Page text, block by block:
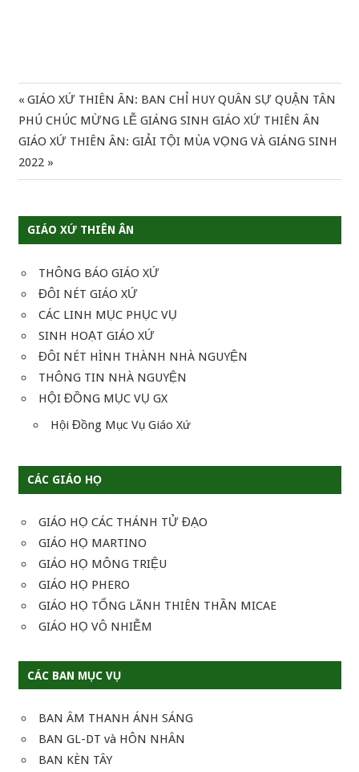
GIÁO XỨ THIÊN ÂN
THÔNG BÁO GIÁO XỨ
ĐÔI NÉT GIÁO XỨ
CÁC LINH MỤC PHỤC VỤ
SINH HOẠT GIÁO XỨ
ĐÔI NÉT HÌNH THÀNH NHÀ NGUYỆN
THÔNG TIN NHÀ NGUYỆN
HỘI ĐỒNG MỤC VỤ GX
Hội Đồng Mục Vụ Giáo Xứ
CÁC GIÁO HỌ
GIÁO HỌ CÁC THÁNH TỬ ĐẠO
GIÁO HỌ MARTINO
GIÁO HỌ MÔNG TRIỆU
GIÁO HỌ PHERO
GIÁO HỌ TỔNG LÃNH THIÊN THẦN MICAE
GIÁO HỌ VÔ NHIỄM
CÁC BAN MỤC VỤ
BAN ÂM THANH ÁNH SÁNG
BAN GL-DT và HÔN NHÂN
BAN KÈN TÂY
Điều
hướng
bài
Previous
Post:
GIÁO XỨ THIÊN ÂN: BAN CHỈ HUY QUÂN SỰ QUẬN TÂN
PHÚ CHÚC MỪNG LỄ GIÁNG SINH GIÁO XỨ THIÊN ÂN
Next
Post:
GIÁO XỨ THIÊN ÂN: GIẢI TỘI MÙA VỌNG VÀ GIÁNG SINH
2022